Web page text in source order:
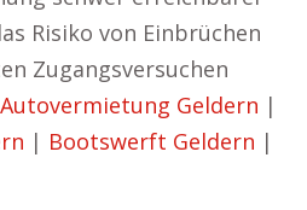
Risiko von Einbrüchen
Zugangsversuchen
Autovermietung Geldern |
| Bootswerft Geldern |